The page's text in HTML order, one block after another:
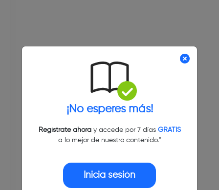
¡No esperes más!
Regístrate ahoray accede por 7 días GRATIS
a lo mejor de nuestro contenido."
Inicia sesión